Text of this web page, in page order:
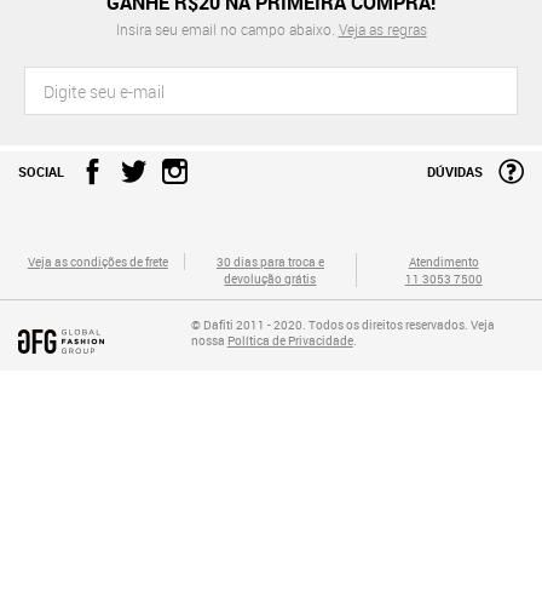
Insira seu email no campo abaixo. Veja as regras
SOCIAL DÚVIDAS
Veja as condições de frete
30 dias para troca e
devolução grátis
Atendimento
11 3053 7500
© Dafiti 2011 - 2020. Todos os direitos reservados. Veja
nossa Política de Privacidade.